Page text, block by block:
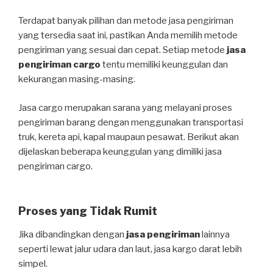
Terdapat banyak pilihan dan metode jasa pengiriman
yang tersedia saat ini, pastikan Anda memilih metode
pengiriman yang sesuai dan cepat. Setiap metode jasa
pengiriman cargo tentu memiliki keunggulan dan
kekurangan masing-masing.
Jasa cargo merupakan sarana yang melayani proses
pengiriman barang dengan menggunakan transportasi
truk, kereta api, kapal maupaun pesawat. Berikut akan
dijelaskan beberapa keunggulan yang dimiliki jasa
pengiriman cargo.
Proses yang Tidak Rumit
Jika dibandingkan dengan jasa pengirimanlainnya
seperti lewat jalur udara dan laut, jasa kargo darat lebih
simpel.